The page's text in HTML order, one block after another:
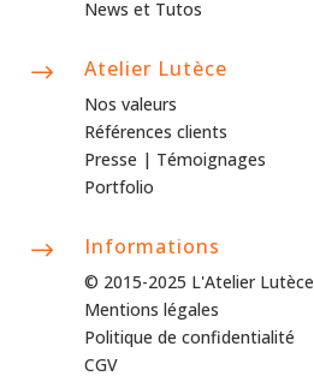
News et Tutos
$ Atelier Lutèce
Nos valeurs
Références clients
Presse | Témoignages
Portfolio
$ Informations
© 2015-2025 L'Atelier Lutèce
Mentions légales
Politique de confidentialité
CGV